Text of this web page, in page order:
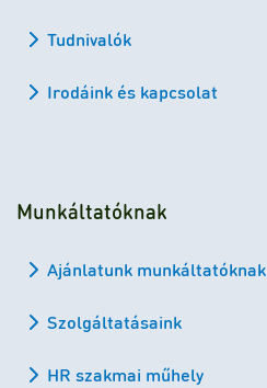
Tudnivalók
Irodáink és kapcsolat
Munkáltatóknak
Ajánlatunk munkáltatóknak
Szolgáltatásaink
HR szakmai műhely